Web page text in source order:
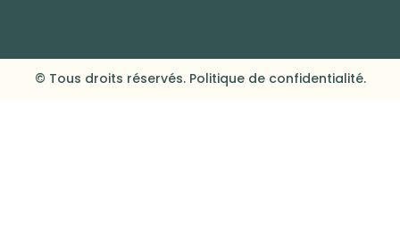
© Tous droits réservés. Politique de confidentialité.